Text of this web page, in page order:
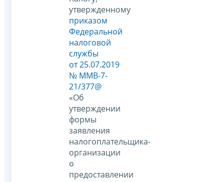
утвержденному
приказом
Федеральной
налоговой
службы
от 25.07.2019
№ ММВ-7-
21/377@
«Об
утверждении
формы
заявления
налогоплательщика-
организации
о
предоставлении